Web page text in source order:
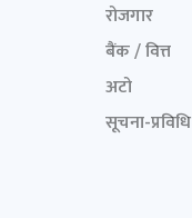
रोजगार
बैंक / वित्त
अटो
सूचना-प्रविधि